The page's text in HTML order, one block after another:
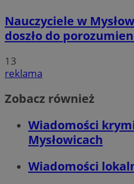
Nauczyciele w
doszło do
13
reklama
Zobacz również
Wiadomości
Mysłowicach
Wiadomości